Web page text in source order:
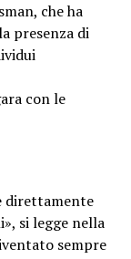
che ha
presenza di
con le
direttamente
si legge nella
sempre